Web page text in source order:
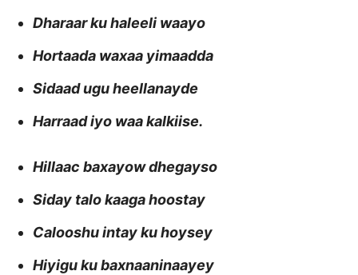
Dharaar ku haleeli waayo
Hortaada waxaa yimaadda
Sidaad ugu heellanayde
Harraad iyo waa kalkiise.
Hillaac baxayow dhegayso
Siday talo kaaga hoostay
Calooshu intay ku hoysey
Hiyigu ku baxnaaninaayey